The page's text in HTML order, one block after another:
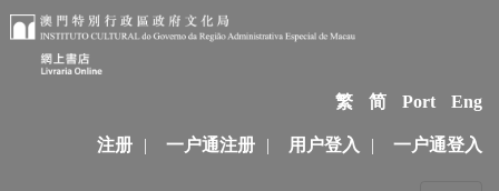
繁 简 Port Eng
注册 | 一户通注册 | 用户登入 | 一户通登入